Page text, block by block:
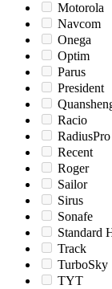
Motorola
Navcom
Onega
Optim
Parus
President
Racio
RadiusPro
Recent
Roger
Sailor
Sirus
Sonafe
Standard
Track
TurboSky
TYT